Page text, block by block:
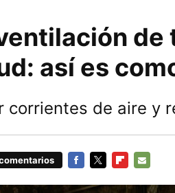
de
así es
corrientes de aire y